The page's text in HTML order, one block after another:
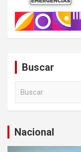
Buscar
a
Nacional